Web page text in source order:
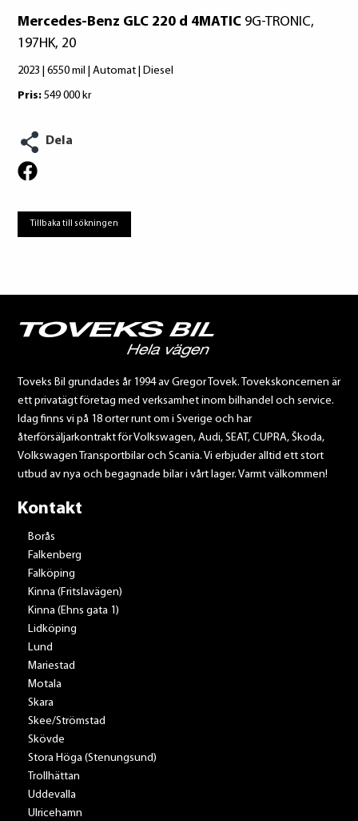
Mercedes-Benz GLC 220 d 4MATIC 9G-TRONIC,
197HK, 20
2023 | 6550 mil | Automat | Diesel
Pris: 549 000 kr
Dela
Tillbaka till sökningen
Toveks Bil grundades år 1994 av Gregor Tovek. Tovekskoncernen är
ett privatägt företag med verksamhet inom bilhandel och service.
Idag finns vi på 18 orter runt om i Sverige och har
återförsäljarkontrakt för Volkswagen, Audi, SEAT, CUPRA, Škoda,
Volkswagen Transportbilar och Scania. Vi erbjuder alltid ett stort
utbud av nya och begagnade bilar i vårt lager. Varmt välkommen!
Kontakt
Borås
Falkenberg
Falköping
Kinna (Fritslavägen)
Kinna (Ehns gata 1)
Lidköping
Lund
Mariestad
Motala
Skara
Skee/Strömstad
Skövde
Stora Höga (Stenungsund)
Trollhättan
Uddevalla
Ulricehamn